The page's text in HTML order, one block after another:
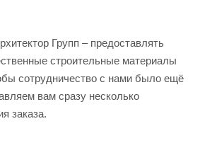
Групп – предоставлять
строительные материалы
сотрудничество с нами было ещё
вам сразу несколько
заказа.